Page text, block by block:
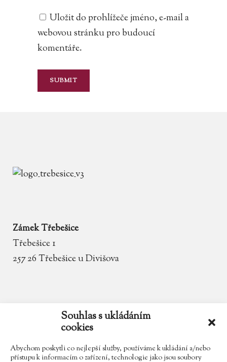
Souhlas s ukládáním
cookies
Abychom poskytli co nejlepší služby, používáme k ukládání a/nebo
přístupu k informacím o zařízení, technologie jako jsou soubory
Uložit do prohlížeče jméno, e-mail a
webovou stránku pro budoucí
komentáře.
Zámek Třebešice
Třebešice 1
257 26 Třebešice u Divišova
zamek.trebesice@volny.cz
602 354 467